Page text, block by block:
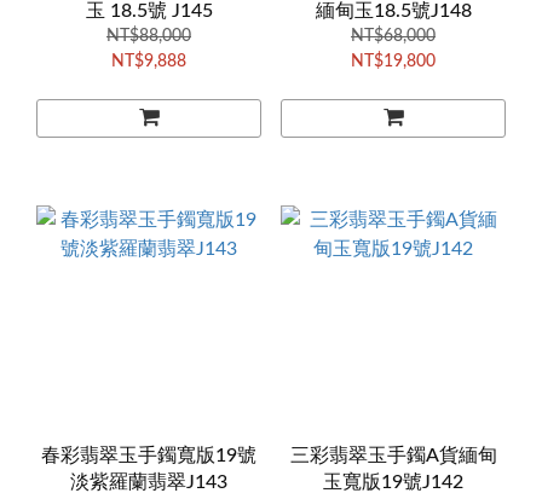
玉 18.5號 J145
NT$88,000
NT$9,888
緬甸玉18.5號J148
NT$68,000
NT$19,800
春彩翡翠玉手鐲寬版19號
淡紫羅蘭翡翠J143
三彩翡翠玉手鐲A貨緬甸
玉寬版19號J142